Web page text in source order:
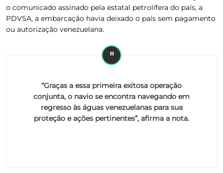
o comunicado assinado pela estatal petrolífera do país, a
PDVSA, a embarcação havia deixado o país sem pagamento
ou autorização venezuelana.
“Graças a essa primeira exitosa operação
conjunta, o navio se encontra navegando em
regresso às águas venezuelanas para sua
proteção e ações pertinentes”, afirma a nota.